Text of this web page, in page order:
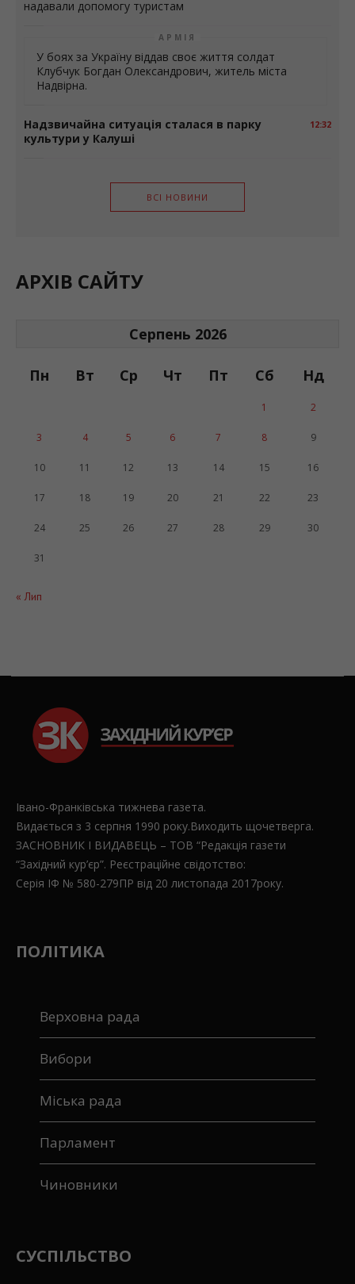
надавали допомогу туристам
АРМІЯ
У боях за Україну віддав своє життя солдат
Клубчук Богдан Олександрович, житель міста
Надвірна.
12:32
Надзвичайна ситуація сталася в парку
культури у Калуші
ВСІ НОВИНИ
АРХІВ САЙТУ
Серпень 2026
Пн Вт Ср Чт Пт Сб Нд
« Лип
1 2
3 4 5 6 7 8 9
10 11 12 13 14 15 16
17 18 19 20 21 22 23
24 25 26 27 28 29 30
31
Івано-Франківська тижнева газета.
Видається з 3 серпня 1990 року.Виходить щочетверга.
ЗАСНОВНИК І ВИДАВЕЦЬ – ТОВ “Редакція газети
“Західний кур’єр”. Реєстраційне свідотство:
Серія ІФ № 580-279ПР від 20 листопада 2017року.
ПОЛІТИКА
Верховна рада
Вибори
Міська рада
Парламент
Чиновники
СУСПІЛЬСТВО